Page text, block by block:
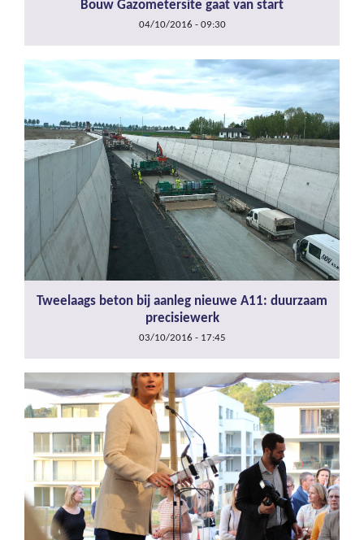
Bouw Gazometersite gaat van start
04/10/2016 - 09:30
Tweelaags beton bij aanleg nieuwe A11: duurzaam
precisiewerk
03/10/2016 - 17:45